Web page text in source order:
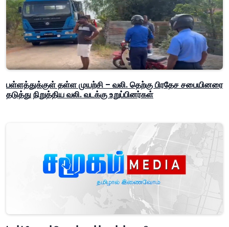
பள்ளத்துக்குள் தள்ள முயற்சி – வலி. தெற்கு பிரதேச சபையினரை
தடுத்து நிறுத்திய வலி. வடக்கு உறுப்பினர்கள்